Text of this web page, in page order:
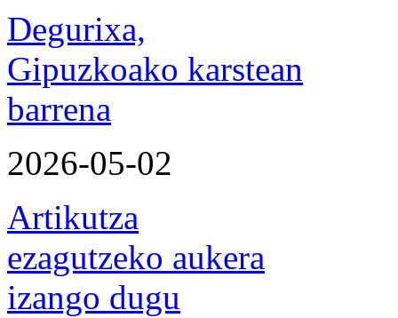
Degurixa,
Gipuzkoako karstean
barrena
2026-05-02
Artikutza
ezagutzeko aukera
izango dugu